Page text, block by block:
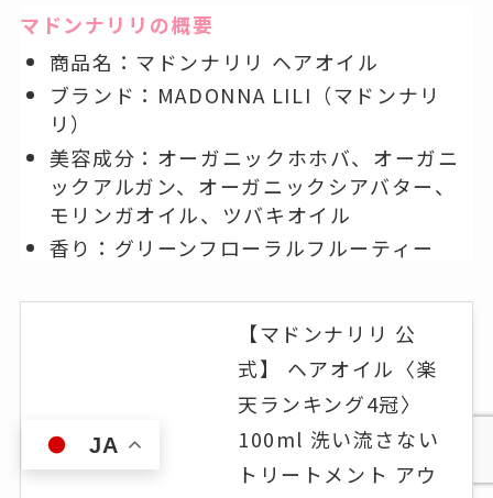
マドンナリリの概要
商品名：マドンナリリ ヘアオイル
ブランド：MADONNA LILI（マドンナリ
リ）
美容成分：オーガニックホホバ、オーガニ
ックアルガン、オーガニックシアバター、
モリンガオイル、ツバキオイル
香り：グリーンフローラルフルーティー
【マドンナリリ 公
式】 ヘアオイル〈楽
天ランキング4冠〉
100ml 洗い流さない
トリートメント アウ
JA